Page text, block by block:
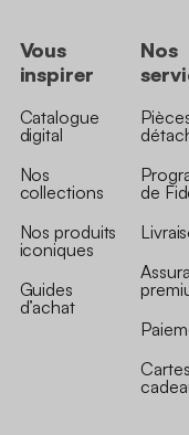
Vous
inspirer
Catalogue
digital
Nos
collections
Nos produits
iconiques
Guides
d’achat
Nos
de
Cartes